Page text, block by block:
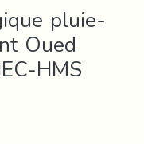
pluie-
Oued
HMS